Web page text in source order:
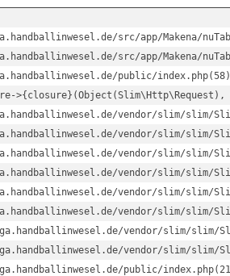
src/app/Makena/
src/app/Makena/
public/
vendor/slim/slim/
vendor/slim/slim/
vendor/slim/slim/
vendor/slim/slim/
vendor/slim/slim/
vendor/slim/slim/
vendor/slim/
vendor/slim/
public/